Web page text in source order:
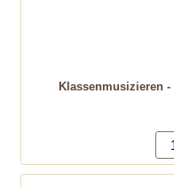
Klassenmusizieren